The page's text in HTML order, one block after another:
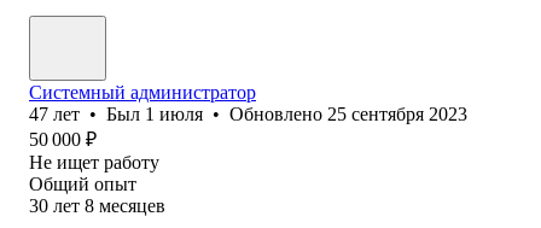
Системный администратор
47 лет • Был 1 июля • Обновлено 25 сентября 2023
50 000 ₽
Не ищет работу
Общий опыт
30 лет 8 месяцев